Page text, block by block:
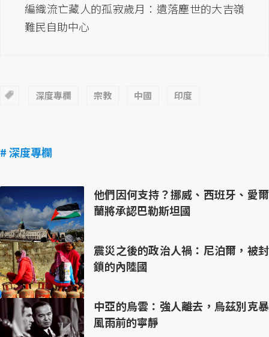
編織流亡藏人的孤寂歲月：遺落塵世的大吉嶺
難民自助中心
深度專欄 宗教 中國 印度
# 深度專欄
他們因何支持？挪威、西班牙、愛爾
蘭將承認巴勒斯坦國
震災之後的政治人禍：尼泊爾，被封
鎖的內陸國
中亞的烏雲：強人離去，烏茲別克暴
風雨前的寧靜